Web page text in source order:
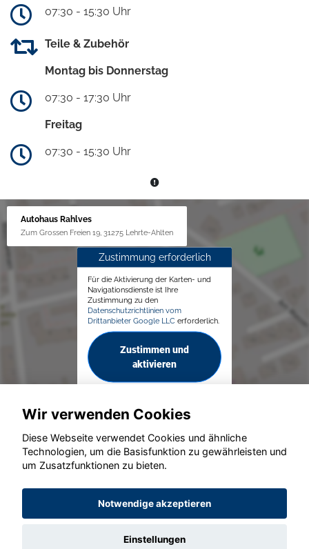
07:30 - 15:30 Uhr
Teile & Zubehör
Montag bis Donnerstag
07:30 - 17:30 Uhr
Freitag
07:30 - 15:30 Uhr
Autohaus Rahlves
Zum Grossen Freien 19, 31275 Lehrte-Ahlten
Zustimmung erforderlich
Für die Aktivierung der Karten- und
Navigationsdienste ist Ihre
Zustimmung zu den
Datenschutzrichtlinien vom
Drittanbieter Google LLC erforderlich.
Zustimmen und
aktivieren
© konjunkturmotor.de GmbH 2020 - 2026
Wir verwenden Cookies
Diese Webseite verwendet Cookies und ähnliche
Technologien, um die Basisfunktion zu gewährleisten und
um Zusatzfunktionen zu bieten.
Notwendige akzeptieren
Einstellungen